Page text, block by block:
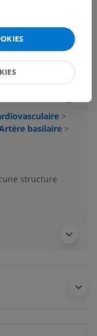
>
basilaire >
structure